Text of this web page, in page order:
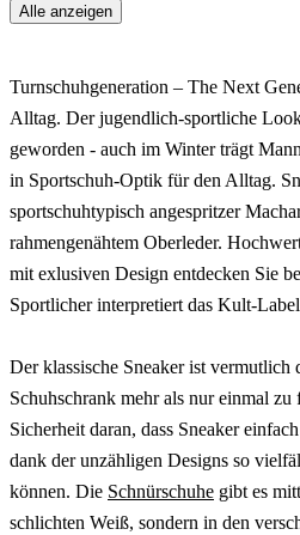
Alle anzeigen
Turnschuhgeneration – The Next
Alltag. Der jugendlich-sportliche
geworden - auch im Winter trägt
in Sportschuh-Optik für den Alltag.
sportschuhtypisch angespritzer
rahmengenähtem Oberleder.
mit exlusiven Design entdecken Sie
Sportlicher interpretiert das Kult-
Der klassische Sneaker ist vermutlich
Schuhschrank mehr als nur einmal
Sicherheit daran, dass Sneaker
dank der unzähligen Designs so
können. Die Schnürschuhe gibt es
schlichten Weiß, sondern in den